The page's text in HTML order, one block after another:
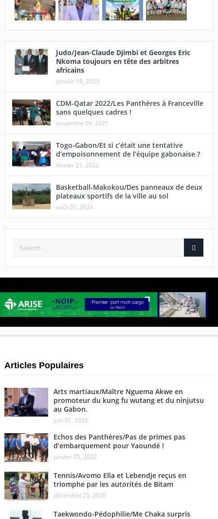
Judo/Jean-Claude Djimbi et Georges Eric
Nkoma toujours en tête des arbitres
africains
janvier 18, 2023
CDM-Qatar 2022/Les Panthères à Franceville
sans quelques cadres !
novembre 09, 2021
Togo-Gabon/Et si c’était une tentative
d’empoisonnement de l’équipe gabonaise ?
février 21, 2022
Basketball-Makokou/Des panneaux de deux
plateaux sportifs de la ville au sol
août 01, 2024
Articles Populaires
Arts martiaux/Maître Nguema Akwe en
promoteur du kung fu wutang et du ninjutsu
au Gabon.
juin 01, 2022
Echos des Panthères/Pas de primes pas
d’embarquement pour Yaoundé !
janvier 05, 2022
Tennis/Avomo Ella et Lebendje reçus en
triomphe par les autorités de Bitam
décembre 25, 2020
Taekwondo-Pédophilie/Me Chaka surpris